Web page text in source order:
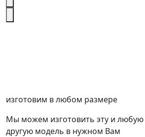
изготовим в любом размере
Мы можем изготовить эту и любую
другую модель в нужном Вам